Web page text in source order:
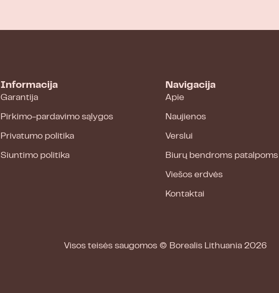
Informacija
Garantija
Pirkimo-pardavimo sąlygos
Privatumo politika
Siuntimo politika
Navigacija
Apie
Naujienos
Verslui
Biurų bendroms patalpoms
Viešos erdvės
Kontaktai
Visos teisės saugomos © Borealis Lithuania 2026